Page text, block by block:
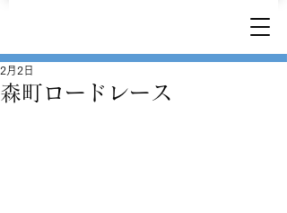
森町ロードレース
2月2日